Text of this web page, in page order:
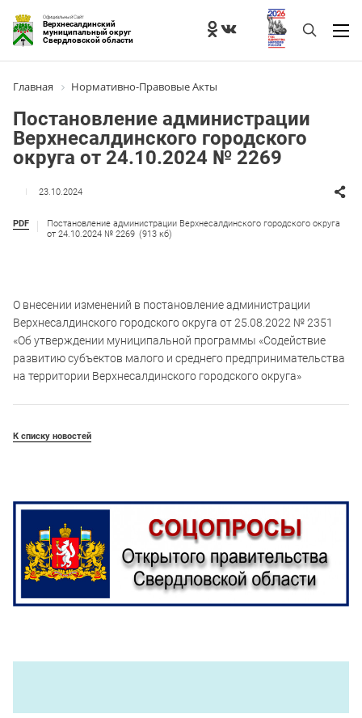
Официальный Сайт
Верхнесалдинский
муниципальный округ
Свердловской области
Главная Нормативно-Правовые Акты
Постановление администрации
Верхнесалдинского городского
округа от 24.10.2024 № 2269
23.10.2024
PDF
Постановление администрации Верхнесалдинского городского округа
от 24.10.2024 № 2269 (913 кб)
О внесении изменений в постановление администрации
Верхнесалдинского городского округа от 25.08.2022 № 2351
«Об утверждении муниципальной программы «Содействие
развитию субъектов малого и среднего предпринимательства
на территории Верхнесалдинского городского округа»
К списку новостей